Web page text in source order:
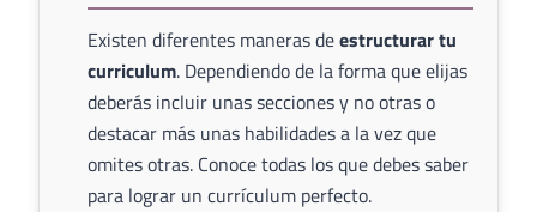
Existen diferentes maneras deestructurar tu
curriculum. Dependiendo de la forma que elijas
deberás incluir unas secciones y no otras o
destacar más unas habilidades a la vez que
omites otras. Conoce todas los que debes saber
para lograr un currículum perfecto.